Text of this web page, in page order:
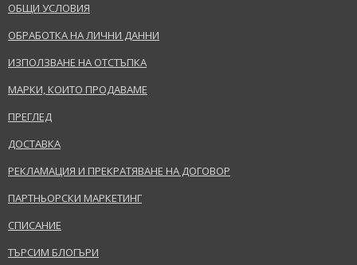
ОБЩИ УСЛОВИЯ
ОБРАБОТКА НА ЛИЧНИ ДАННИ
ИЗПОЛЗВАНЕ НА ОТСТЪПКА
МАРКИ, КОИТО ПРОДАВАМЕ
ПРЕГЛЕД
ДОСТАВКА
РЕКЛАМАЦИЯ И ПРЕКРАТЯВАНЕ НА ДОГОВОР
ПАРТНЬОРСКИ МАРКЕТИНГ
СПИСАНИЕ
ТЪРСИМ БЛОГЪРИ